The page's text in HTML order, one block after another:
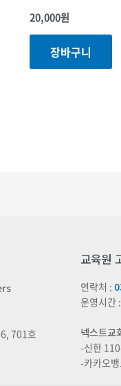
20,000원
장바구니
701호
교육원
연락처 :
운영시간
넥스트교
-신한
-카카오